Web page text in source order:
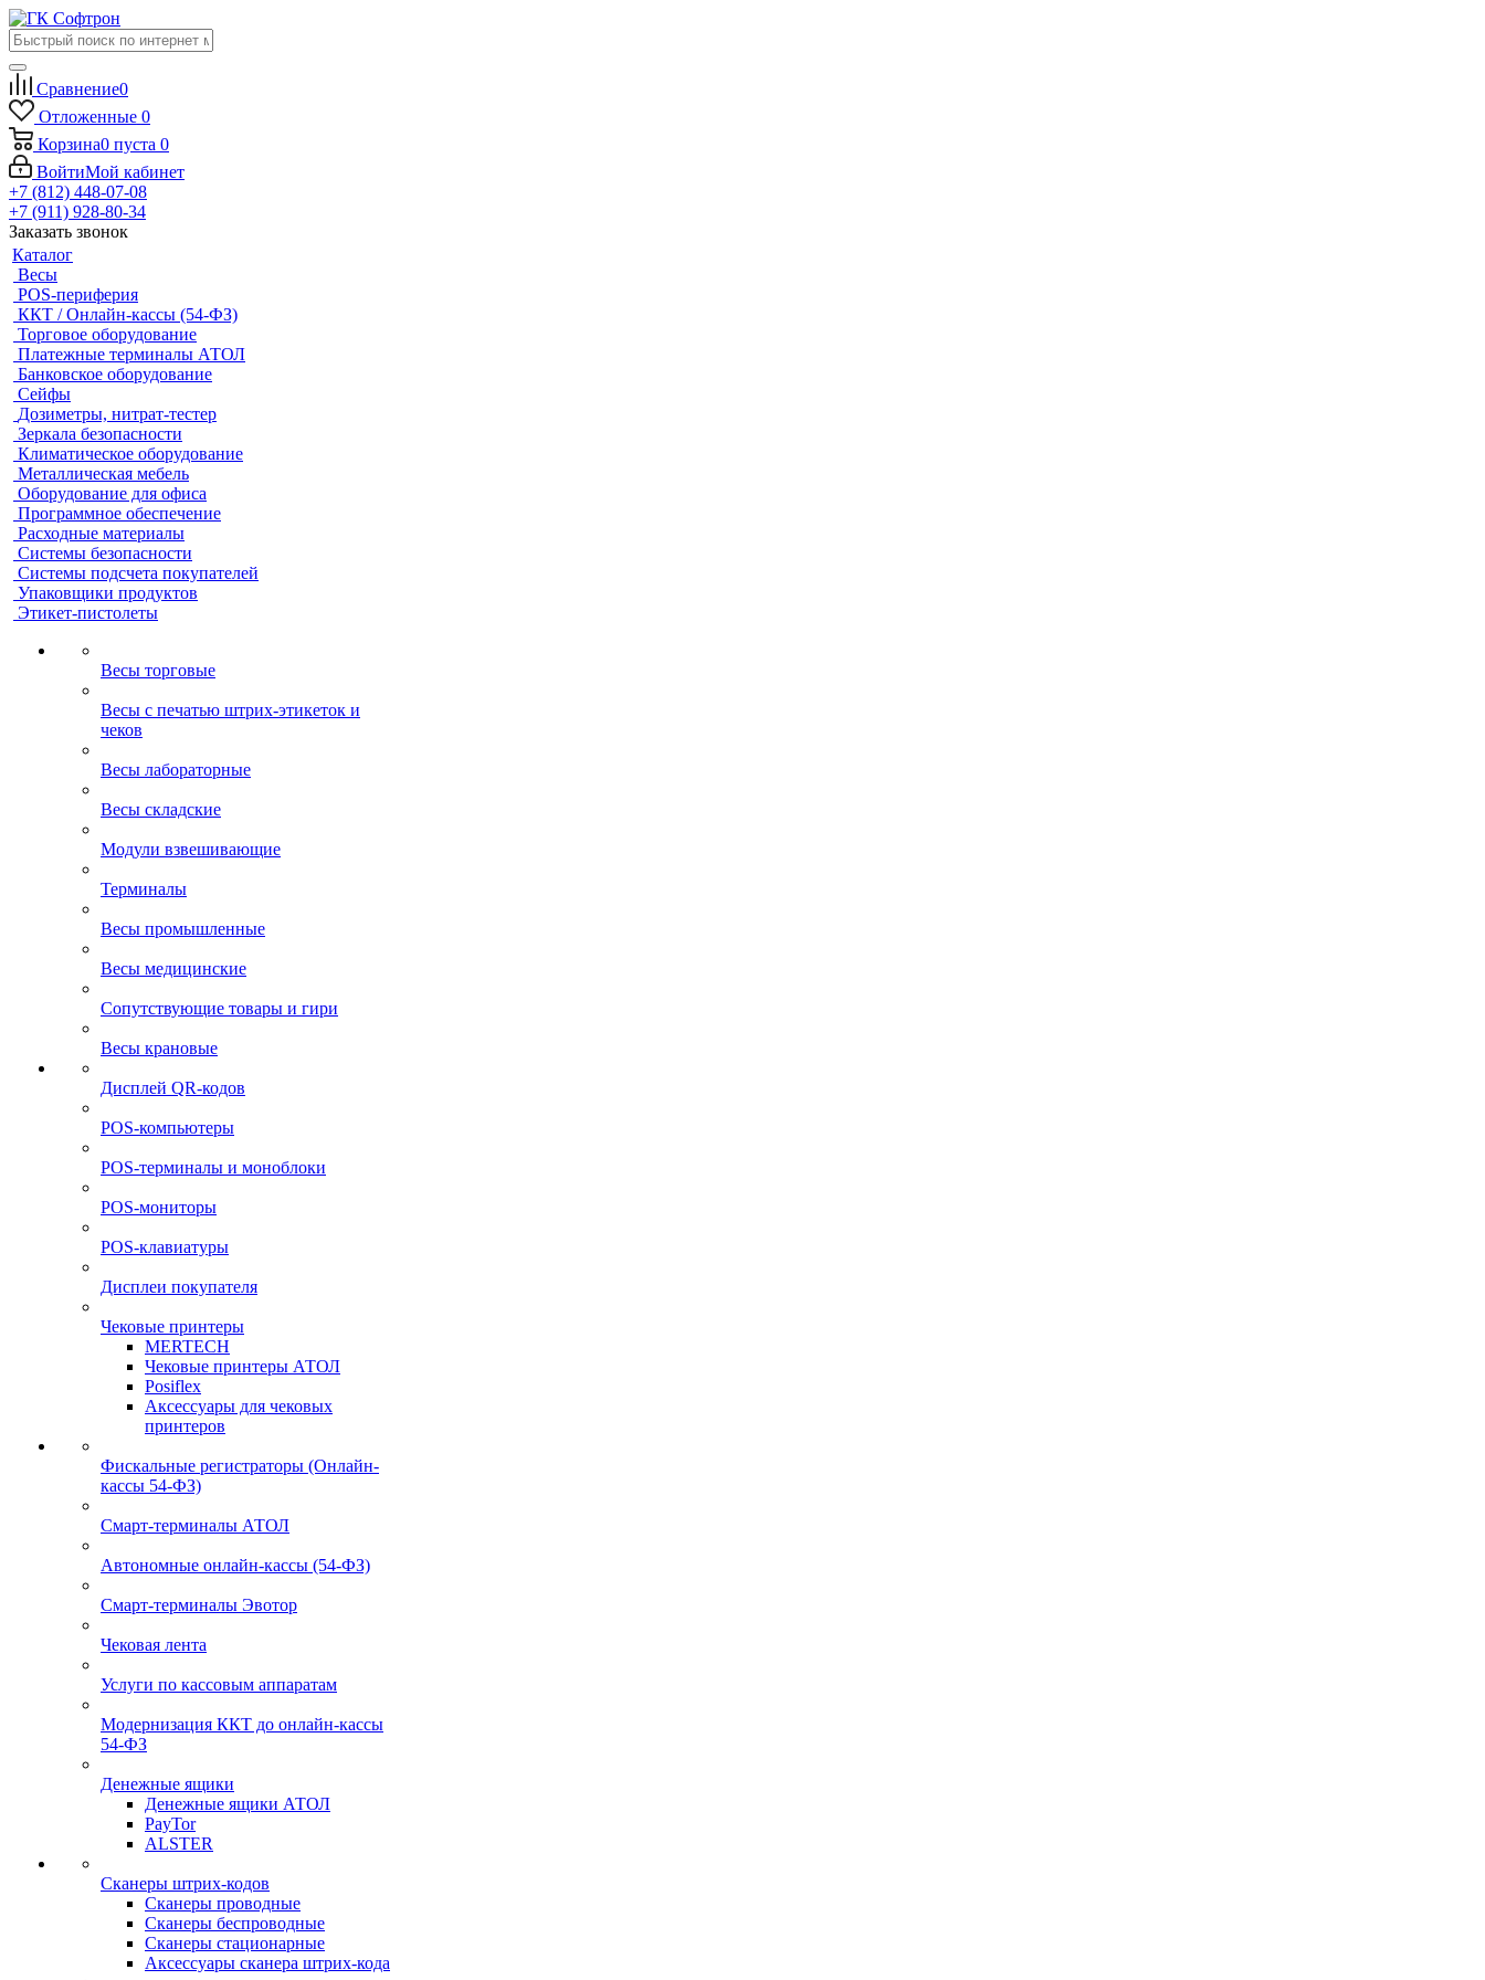
Сравнение0
Отложенные 0
Корзина0 пуста 0
ВойтиМой кабинет
+7 (812) 448-07-08
+7 (911) 928-80-34
Заказать звонок
Каталог
Весы
POS-периферия
ККТ / Онлайн-кассы (54-ФЗ)
Торговое оборудование
Платежные терминалы АТОЛ
Банковское оборудование
Сейфы
Дозиметры, нитрат-тестер
Зеркала безопасности
Климатическое оборудование
Металлическая мебель
Оборудование для офиса
Программное обеспечение
Расходные материалы
Системы безопасности
Системы подсчета покупателей
Упаковщики продуктов
Этикет-пистолеты
Весы торговые
Весы с печатью штрих-этикеток и
чеков
Весы лабораторные
Весы складские
Модули взвешивающие
Терминалы
Весы промышленные
Весы медицинские
Сопутствующие товары и гири
Весы крановые
Дисплей QR-кодов
POS-компьютеры
POS-терминалы и моноблоки
POS-мониторы
POS-клавиатуры
Дисплеи покупателя
Чековые принтеры
MERTECH
Чековые принтеры АТОЛ
Posiflex
Аксессуары для чековых
принтеров
Фискальные регистраторы (Онлайн-
кассы 54-ФЗ)
Смарт-терминалы АТОЛ
Автономные онлайн-кассы (54-ФЗ)
Смарт-терминалы Эвотор
Чековая лента
Услуги по кассовым аппаратам
Модернизация ККТ до онлайн-кассы
54-ФЗ
Денежные ящики
Денежные ящики АТОЛ
PayTor
ALSTER
Сканеры штрих-кодов
Сканеры проводные
Сканеры беспроводные
Сканеры стационарные
Аксессуары сканера штрих-кода